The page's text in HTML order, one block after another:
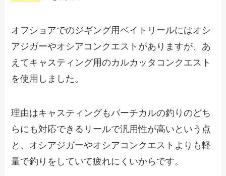
オフショアでのジギング用ベイトリールにはオシ
アジガーやオシアコンクエストがありますが、あ
えてキャスティング用のカルカッタコンクエスト
を使用しました。
理由はキャスティングもバーチカルの釣りのどち
らにも対応できるリールで汎用性が高いという点
と、オシアジガーやオシアコンクエストよりも軽
量で釣りをしていて疲れにくいからです。